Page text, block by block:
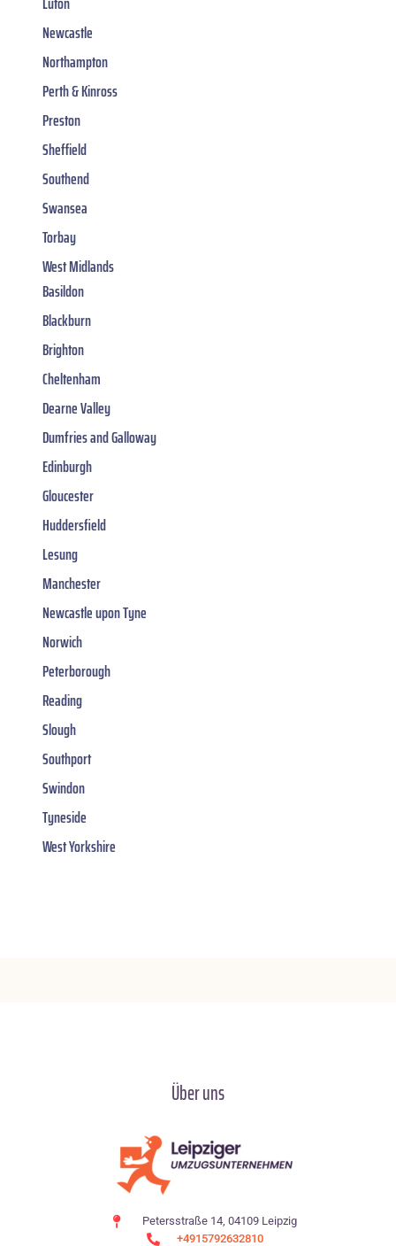
Newcastle
Northampton
Perth & Kinross
Preston
Sheffield
Southend
Swansea
Torbay
West Midlands
Basildon
Blackburn
Brighton
Cheltenham
Dearne Valley
Dumfries and Galloway
Edinburgh
Gloucester
Huddersfield
Lesung
Manchester
Newcastle upon Tyne
Norwich
Peterborough
Reading
Slough
Southport
Swindon
Tyneside
West Yorkshire
Über uns
Petersstraße 14, 04109 Leipzig
+4915792632810